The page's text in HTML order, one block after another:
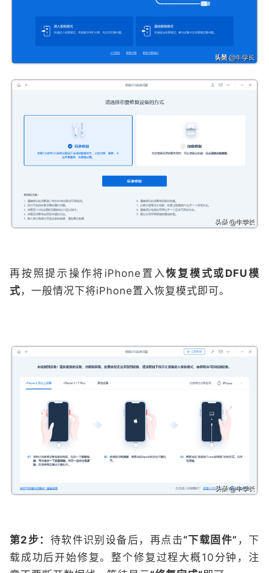
再按照提示操作将iPhone置入恢复模式或DFU模
式 ，一般情况下将iPhone置入恢复模式即可。
第2步： 待软件识别设备后，再点击“下载固件” ，下
载成功后开始修复。整个修复过程大概10分钟，注